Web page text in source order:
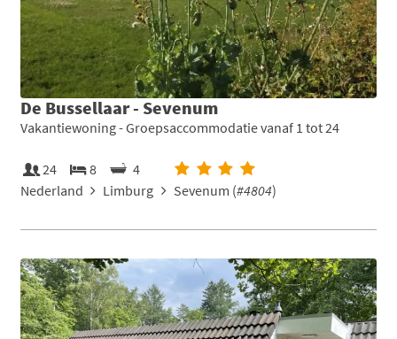
De Bussellaar - Sevenum
Vakantiewoning - Groepsaccommodatie vanaf 1 tot 24
24 8
4
Nederland
Limburg Sevenum (#4804)